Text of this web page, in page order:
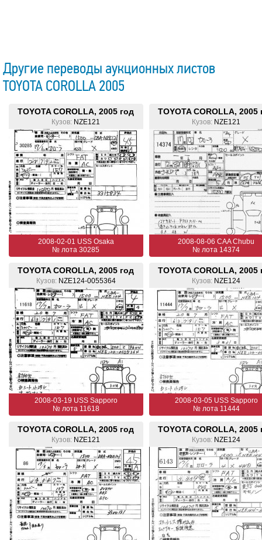
Другие переводы аукционных листов
TOYOTA COROLLA 2005
TOYOTA COROLLA, 2005 год
Кузов: NZE121
2008-02-01 USS Osaka
№ лота 30285
TOYOTA COROLLA, 2005
Кузов: NZE121
2008-08-06 CAA Chubu
№ лота 14374
TOYOTA COROLLA, 2005 год
Кузов: NZE124-0055364
2008-03-19 USS Sapporo
№ лота 11618
TOYOTA COROLLA, 2005
Кузов: NZE124
2008-03-05 USS Sapporo
№ лота 11444
TOYOTA COROLLA, 2005 год
Кузов: NZE121
TOYOTA COROLLA, 2005
Кузов: NZE124